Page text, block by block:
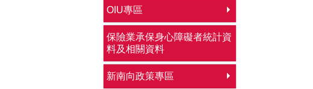
OIU專區
保險業承保身心障礙者統計資
料及相關資料
新南向政策專區